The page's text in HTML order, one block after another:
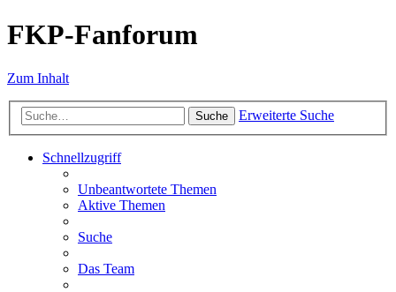
FKP-Fanforum
Zum Inhalt
Suche Erweiterte Suche
Schnellzugriff
Unbeantwortete Themen
Aktive Themen
Suche
Das Team